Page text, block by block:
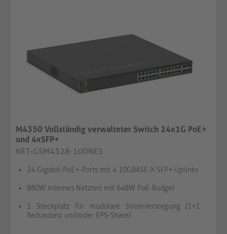
M4350 Vollständig verwalteter Switch 24x1G PoE+
und 4xSFP+
NET-GSM4328-100NES
24 Gigabit-PoE+-Ports mit 4 10GBASE-X SFP+-Uplinks
880W internes Netzteil mit 648W PoE-Budget
1 Steckplatz für modulare Stromversorgung (1+1
Redundanz und/oder EPS-Share)